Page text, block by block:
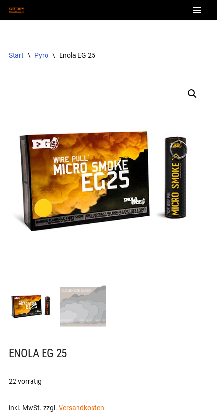
Start \ Pyro \ Enola EG 25
ENOLA EG 25
22 vorrätig
inkl. MwSt. zzgl. Versandkosten